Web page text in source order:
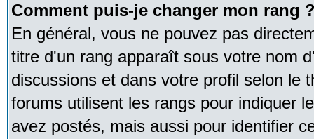
Comment puis-je changer mon rang
En général, vous ne pouvez pas
titre d'un rang apparaît sous votre nom
discussions et dans votre profil selon le
forums utilisent les rangs pour indiquer
avez postés, mais aussi pour identifier